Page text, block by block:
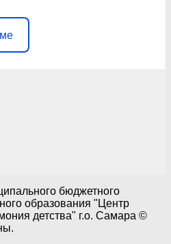
бюджетного
образования "Центр
детства" г.о. Самара ©